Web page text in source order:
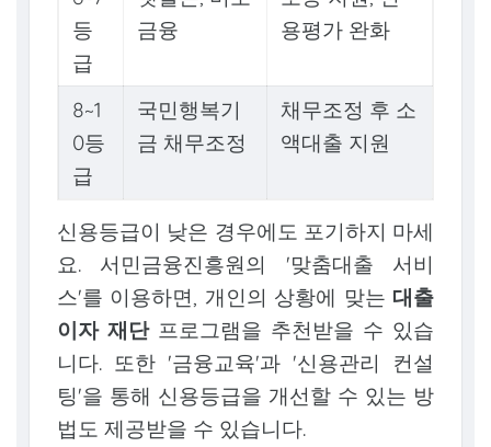
등
급
금융
용평가 완화
8~1
0등
급
국민행복기
금 채무조정
채무조정 후 소
액대출 지원
신용등급이 낮은 경우에도 포기하지 마세
요. 서민금융진흥원의 '맞춤대출 서비
스'를 이용하면, 개인의 상황에 맞는 대출
이자 재단프로그램을 추천받을 수 있습
니다. 또한 '금융교육'과 '신용관리 컨설
팅'을 통해 신용등급을 개선할 수 있는 방
법도 제공받을 수 있습니다.